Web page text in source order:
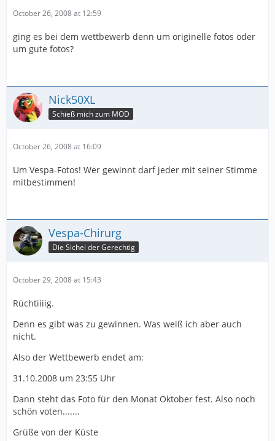
October 26, 2008 at 12:59
ging es bei dem wettbewerb denn um originelle fotos oder
um gute fotos?
Nick50XL
Schieß mich zum MOD
October 26, 2008 at 16:09
Um Vespa-Fotos! Wer gewinnt darf jeder mit seiner Stimme
mitbestimmen!
Vespa-Chirurg
Die Sichel der Gerechtig
October 29, 2008 at 15:43
Rüchtiiiig.
Denn es gibt was zu gewinnen. Was weiß ich aber auch
nicht.
Also der Wettbewerb endet am:
31.10.2008 um 23:55 Uhr
Dann steht das Foto für den Monat Oktober fest. Also noch
schön voten.......
Grüße von der Küste